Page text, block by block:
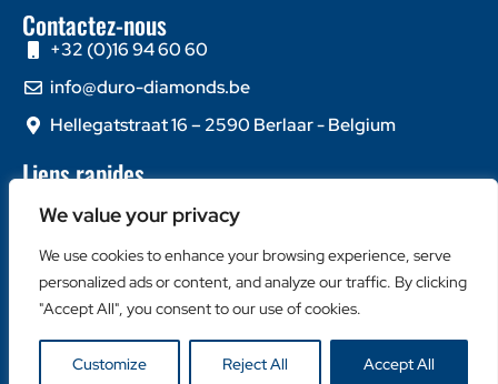
We value your privacy
We use cookies to enhance your browsing experience, serve
personalized ads or content, and analyze our traffic. By clicking
"Accept All", you consent to our use of cookies.
Customize Reject All Accept All
Contactez-nous
+32 (0)16 94 60 60
info@duro-diamonds.be
Hellegatstraat 16 – 2590 Berlaar - Belgium
Liens rapides
À propos de nous
Contactez-nous
Catégories populaires
Disques Diamantés
Couronnes Diamantées